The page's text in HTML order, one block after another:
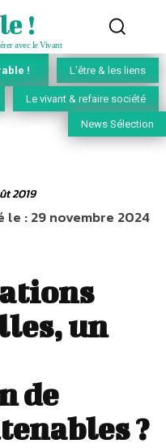
!
avec le Vivant
! L'être & les liens
Le vivant & refaire société
News Sélection
2019
le :29 novembre 2024
un
de
?